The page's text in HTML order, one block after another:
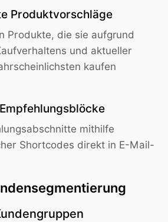
Produktvorschläge
Produkte, die sie aufgrund
und aktueller
kaufen
mithilfe
Shortcodes direkt in E-Mail-